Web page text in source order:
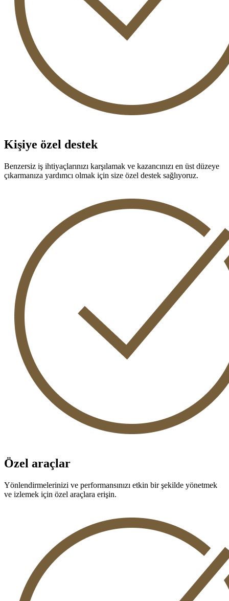
Kişiye özel destek
Benzersiz iş ihtiyaçlarınızı karşılamak ve kazancınızı en üst düzeye
çıkarmanıza yardımcı olmak için size özel destek sağlıyoruz.
Özel araçlar
Yönlendirmelerinizi ve performansınızı etkin bir şekilde yönetmek
ve izlemek için özel araçlara erişin.